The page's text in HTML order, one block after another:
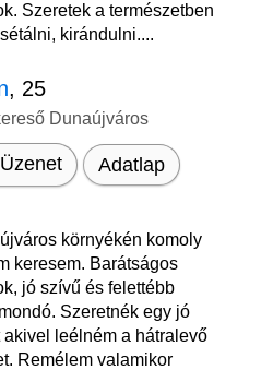
Szeretek a természetben
kirándulni....
, 25
Dunaújváros
Üzenet Adatlap
környékén komoly
keresem. Barátságos
jó szívű és felettébb
Szeretnék egy jó
akivel leélném a hátralevő
Remélem valamikor